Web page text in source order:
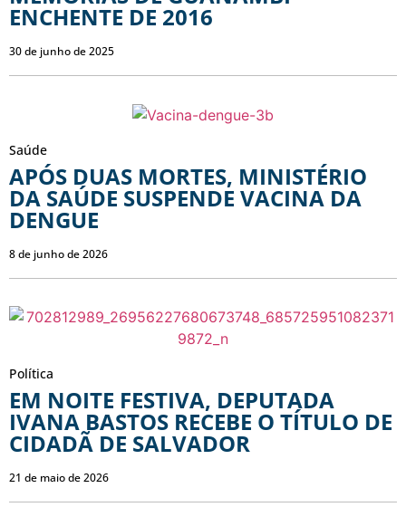
ENCHENTE DE 2016
30 de junho de 2025
Saúde
APÓS DUAS MORTES, MINISTÉRIO
DA SAÚDE SUSPENDE VACINA DA
DENGUE
8 de junho de 2026
Política
EM NOITE FESTIVA, DEPUTADA
IVANA BASTOS RECEBE O TÍTULO DE
CIDADÃ DE SALVADOR
21 de maio de 2026